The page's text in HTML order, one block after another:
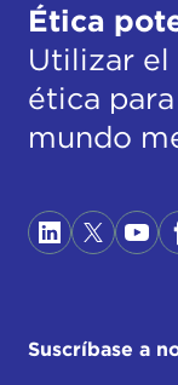
Ética
Utilizar el
ética
mundo
Suscríbase a